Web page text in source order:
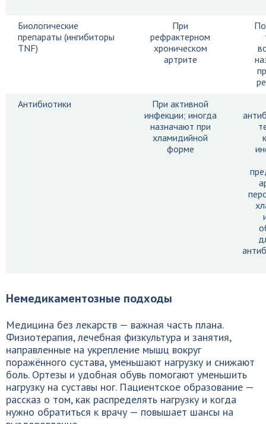
Биологические
препараты (ингибиторы
TNF)
При
рефрактерном
хроническом
артрите
Антибиотики
При активной
инфекции; иногда
назначают при
хламидийной
форме
Немедикаментозные подходы
Медицина без лекарств — важная часть плана.
Физиотерапия, лечебная физкультура и занятия,
направленные на укрепление мышц вокруг
поражённого сустава, уменьшают нагрузку и снижают
боль. Ортезы и удобная обувь помогают уменьшить
нагрузку на суставы ног. Пациентское образование —
рассказ о том, как распределять нагрузку и когда
нужно обратиться к врачу — повышает шансы на